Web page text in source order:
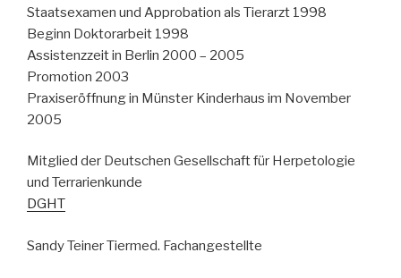
Staatsexamen und Approbation als Tierarzt 1998
Beginn Doktorarbeit 1998
Assistenzzeit in Berlin 2000 – 2005
Promotion 2003
Praxiseröffnung in Münster Kinderhaus im November
2005
Mitglied der Deutschen Gesellschaft für Herpetologie
und Terrarienkunde
DGHT
Sandy Teiner Tiermed. Fachangestellte